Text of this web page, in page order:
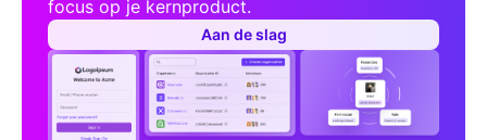
focus op je kernproduct.
Aan de slag